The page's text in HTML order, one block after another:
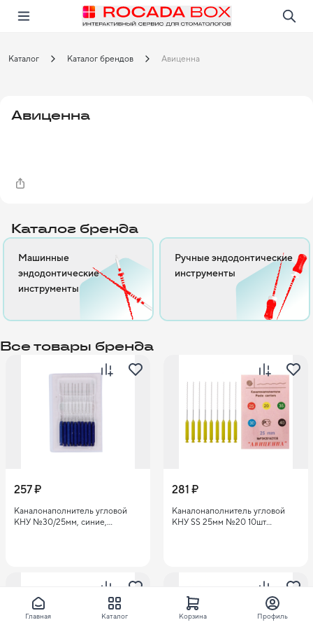
Открыть в приложении!
Каталог Каталог брендов Авиценна
Авиценна
Каталог бренда
Машинные
эндодонтические
инструменты
Ручные эндодонтические
инструменты
Все товары бренда
257 ₽
Каналонаполнитель угловой
КНУ №30/25мм, синие,
281 ₽
Каналонаполнитель угловой
КНУ SS 25мм №20 10шт
Главная Каталог Корзина Профиль